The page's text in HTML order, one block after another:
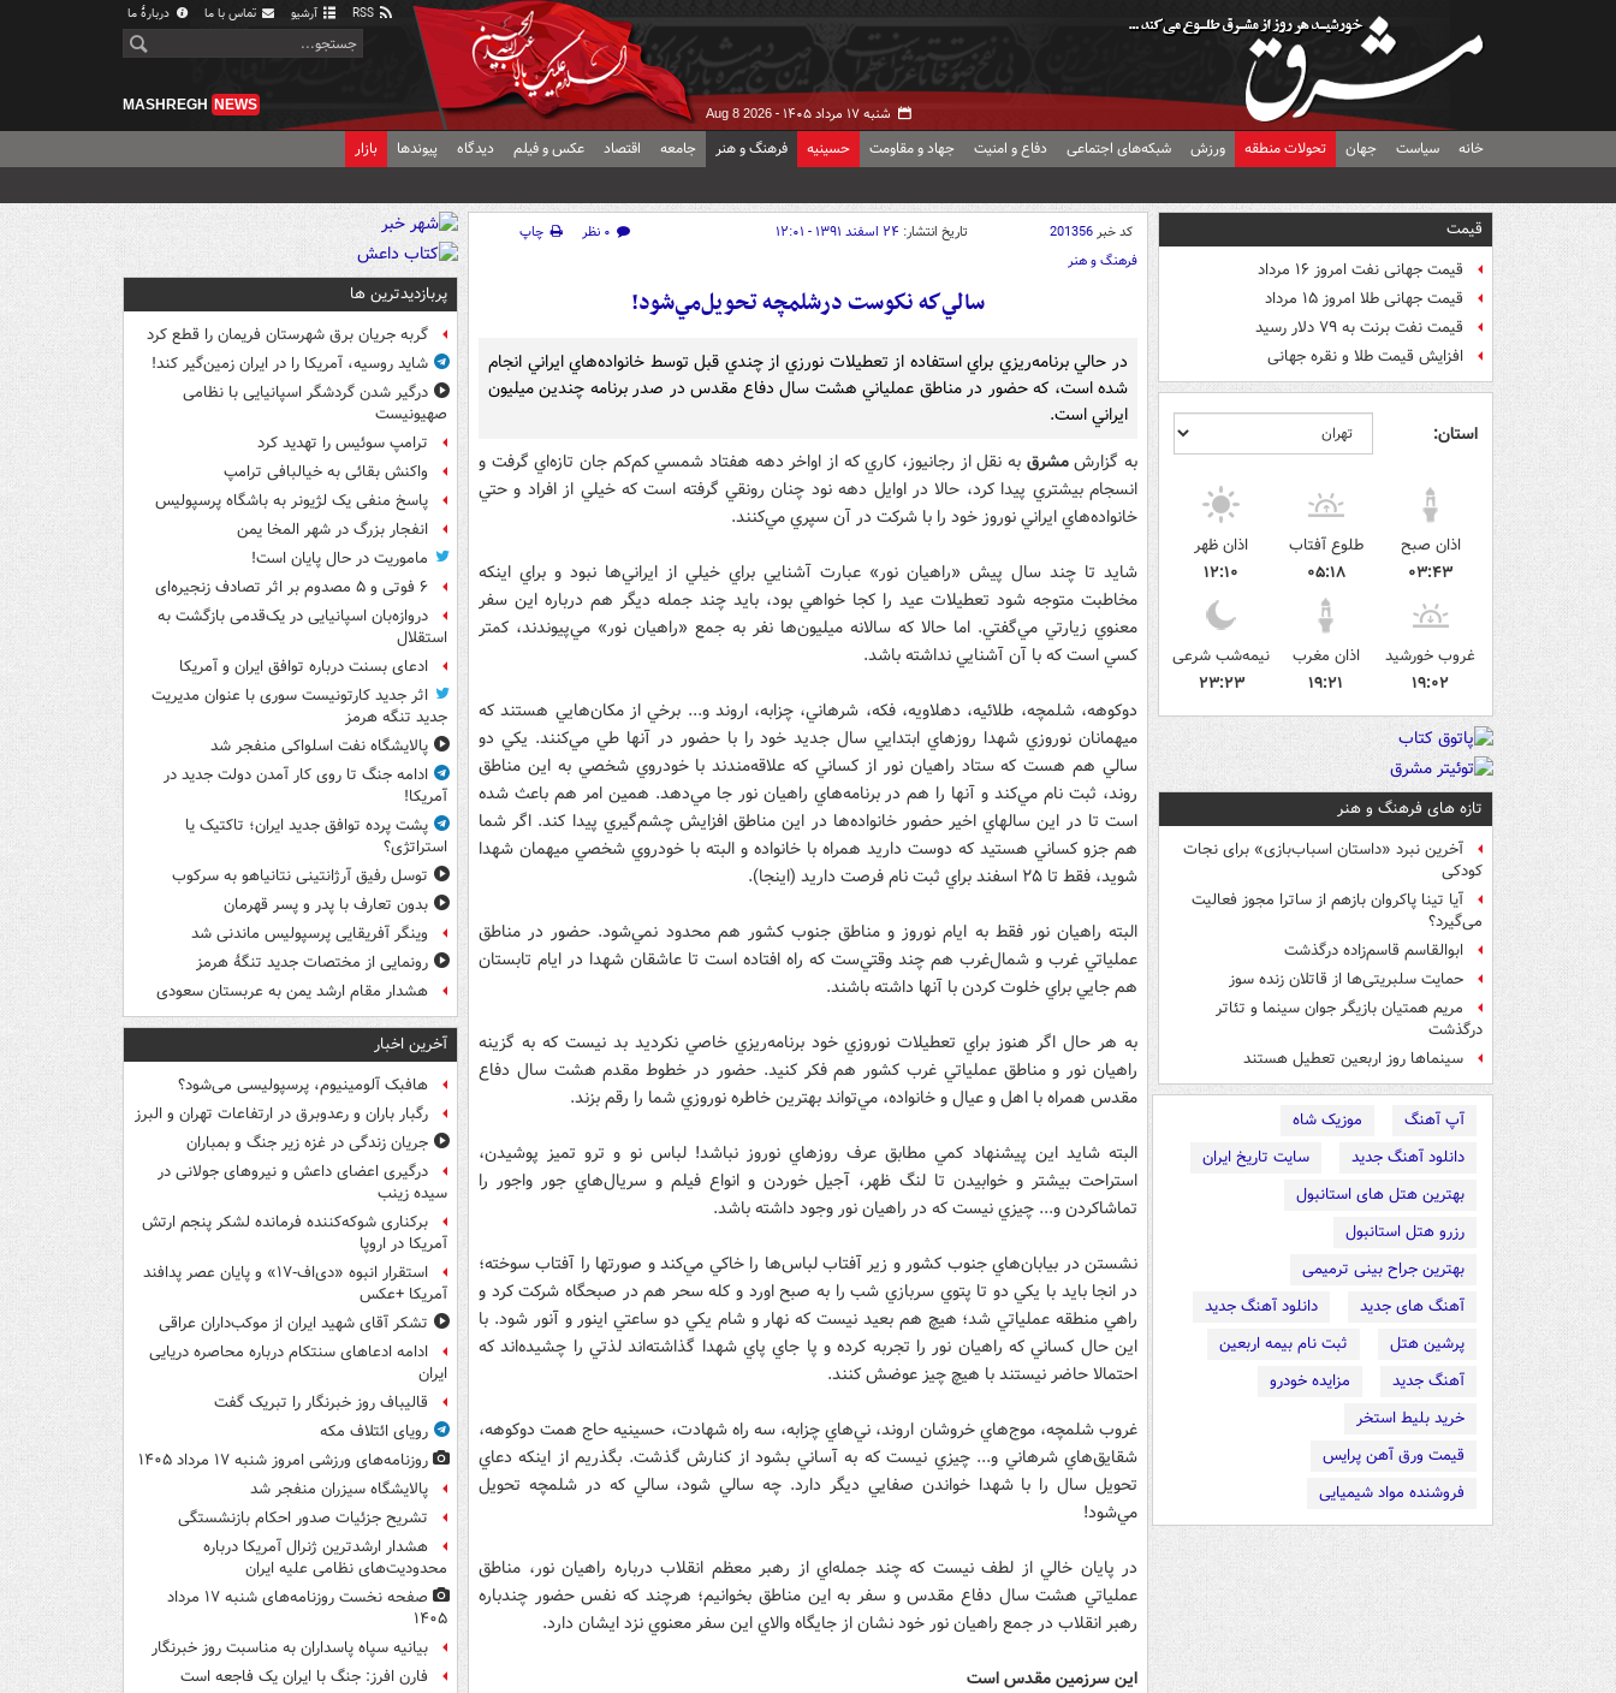
آرشیو تماس با ما دربارهٔ ما
شنبه ۱۷ مرداد ۱۴۰۵ - Aug 8 2026
MASHREGH NEWS
خانه سیاست جهان تحولات منطقه ورزش شبکه‌های اجتماعی دفاع و امنیت جهاد و مقاومت حسینیه فرهنگ و هنر جامعه اقتصاد عکس و فیلم دیدگاه پیوندها بازار
قیمت
قیمت جهانی نفت امروز ۱۶ مرداد
قیمت جهانی طلا امروز ۱۵ مرداد
قیمت نفت برنت به ۷۹ دلار رسید
افزایش قیمت طلا و نقره جهانی
استان:
اذان صبح
۰۳:۴۳
طلوع آفتاب
۰۵:۱۸
اذان ظهر
۱۲:۱۰
غروب خورشید
۱۹:۰۲
اذان مغرب
۱۹:۲۱
نیمه‌شب شرعی
۲۳:۲۳
تازه های فرهنگ و هنر
آخرین نبرد «داستان اسباب‌بازی» برای نجات
کودکی
آیا تینا پاکروان بازهم از ساترا مجوز فعالیت
می‌گیرد؟
ابوالقاسم قاسم‌زاده درگذشت
حمایت سلبریتی‌ها از قاتلان زنده سوز
مریم همتیان بازیگر جوان سینما و تئاتر
درگذشت
سینماها روز اربعین تعطیل هستند
آپ آهنگ
موزیک شاه
دانلود آهنگ جدید
سایت تاریخ ایران
بهترین هتل های استانبول
رزرو هتل استانبول
بهترین جراح بینی ترمیمی
آهنگ های جدید
دانلود آهنگ جدید
پرشین هتل
ثبت نام بیمه اربعین
آهنگ جدید
مزایده خودرو
خرید بلیط استخر
قیمت ورق آهن پرایس
فروشنده مواد شیمیایی
کد خبر201356 تاریخ انتشار: ۲۴ اسفند ۱۳۹۱ - ۱۲:۰۱ ۰ نظر
چاپ
فرهنگ و هنر
سالي‌كه نكوست درشلمچه تحويل‌مي‌شود!
در حالي برنامه‌ريزي براي استفاده از تعطيلات نورزي از چندي قبل توسط خانواده‌هاي ايراني انجام
شده است، كه حضور در مناطق عملياني هشت سال دفاع مقدس در صدر برنامه چندين ميليون
ايراني است.
به گزارشمشرق به نقل از رجانيوز، كاري كه از اواخر دهه هفتاد شمسي كم‌كم جان تازه‌اي گرفت و
انسجام بيشتري پيدا كرد، حالا در اوايل دهه نود چنان رونقي گرفته است كه خيلي از افراد و حتي
خانواده‌هاي ايراني نوروز خود را با شركت در آن سپري مي‌كنند.
شايد تا چند سال پيش «راهيان نور» عبارت آشنايي براي خيلي از ايراني‌ها نبود و براي اينكه
مخاطبت متوجه شود تعطيلات عيد را كجا خواهي بود، بايد چند جمله ديگر هم درباره اين سفر
معنوي زيارتي مي‌گفتي. اما حالا كه سالانه ميليون‌ها نفر به جمع «راهيان نور» مي‌پيوندند، كمتر
كسي است كه با آن آشنايي نداشته باشد.
دوكوهه، شلمچه، طلائيه، دهلاويه، فكه، شرهاني، چزابه، اروند و... برخي از مكان‌هايي هستند كه
ميهمانان نوروزي شهدا روزهاي ابتدايي سال جديد خود را با حضور در آنها طي مي‌كنند. يكي دو
سالي هم هست كه ستاد راهيان نور از كساني كه علاقه‌مندند با خودروي شخصي به اين مناطق
روند، ثبت نام مي‌كند و آنها را هم در برنامه‌هاي راهيان نور جا مي‌دهد. همين امر هم باعث شده
است تا در اين سالهاي اخير حضور خانواده‌ها در اين مناطق افزايش چشم‌گيري پيدا كند. اگر شما
هم جزو كساني هستيد كه دوست داريد همراه با خانواده و البته با خودروي شخصي ميهمان شهدا
شويد، فقط تا ۲۵ اسفند براي ثبت نام فرصت داريد (اينجا).
البته راهيان نور فقط به ايام نوروز و مناطق جنوب كشور هم محدود نمي‌شود. حضور در مناطق
عملياتي غرب و شمال‌غرب هم چند وقتي‌ست كه راه افتاده است تا عاشقان شهدا در ايام تابستان
هم جايي براي خلوت كردن با آنها داشته باشند.
به هر حال اگر هنوز براي تعطيلات نوروزي خود برنامه‌ريزي خاصي نكرديد بد نيست كه به گزينه
راهيان نور و مناطق عملياتي غرب كشور هم فكر كنيد. حضور در خطوط مقدم هشت سال دفاع
مقدس همراه با اهل و عيال و خانواده، مي‌تواند بهترين خاطره نوروزي شما را رقم بزند.
البته شايد اين پيشنهاد كمي مطابق عرف روزهاي نوروز نباشد! لباس نو و ترو تميز پوشيدن،
استراحت بيشتر و خوابيدن تا لنگ ظهر، آجيل خوردن و انواع فيلم و سريال‌هاي جور واجور را
تماشاكردن و... چيزي نيست كه در راهيان نور وجود داشته باشد.
نشستن در بيابان‌هاي جنوب كشور و زير آفتاب لباس‌ها را خاكي مي‌كند و صورتها را آفتاب سوخته؛
در انجا بايد با يكي دو تا پتوي سربازي شب را به صبح اورد و كله سحر هم در صبحگاه شركت كرد و
راهي منطقه عملياتي شد؛ هيچ هم بعيد نيست كه نهار و شام يكي دو ساعتي اينور و آنور شود. با
اين حال كساني كه راهيان نور را تجربه كرده و پا جاي پاي شهدا گذاشته‌اند لذتي را چشيده‌اند كه
احتمالا حاضر نيستند با هيچ چيز عوضش كنند.
غروب شلمچه، موج‌هاي خروشان اروند، ني‌هاي چزابه، سه راه شهادت، حسينيه حاج همت دوكوهه،
شقايق‌هاي شرهاني و... چيزي نيست كه به آساني بشود از كنارش گذشت. بگذريم از اينكه دعاي
تحويل سال را با شهدا خواندن صفايي ديگر دارد. چه سالي شود، سالي كه در شلمچه تحويل
مي‌شود!
در پايان خالي از لطف نيست كه چند جمله‌اي از رهبر معظم انقلاب درباره راهيان نور، مناطق
عملياتي هشت سال دفاع مقدس و سفر به اين مناطق بخوانيم؛ هرچند كه نفس حضور چندباره
رهبر انقلاب در جمع راهيان نور خود نشان از جايگاه والاي اين سفر معنوي نزد ايشان دارد.
اين سرزمين مقدس است
پربازدیدترین ها
گربه جریان برق شهرستان فریمان را قطع کرد
شاید روسیه، آمریکا را در ایران زمین‌گیر کند!
درگیر شدن گردشگر اسپانیایی با نظامی
صهیونیست
ترامپ سوئیس را تهدید کرد
واکنش بقائی به خیالبافی ترامپ
پاسخ منفی یک لژیونر به باشگاه پرسپولیس
انفجار بزرگ در شهر المخا یمن
ماموریت در حال پایان است!
۶ فوتی و ۵ مصدوم بر اثر تصادف زنجیره‌ای
دروازه‌بان اسپانیایی در یک‌قدمی بازگشت به
استقلال
ادعای بسنت درباره توافق ایران و آمریکا
اثر جدید کارتونیست سوری با عنوان مدیریت
جدید تنگه هرمز
پالایشگاه نفت اسلواکی منفجر شد
ادامه جنگ تا روی کار آمدن دولت جدید در
آمریکا!
پشت پرده توافق جدید ایران؛ تاکتیک یا
استراتژی؟
توسل رفیق آرژانتینی نتانیاهو به سرکوب
بدون تعارف با پدر و پسر قهرمان
وینگر آفریقایی پرسپولیس ماندنی شد
رونمایی از مختصات جدید تنگۀ هرمز
هشدار مقام ارشد یمن به عربستان سعودی
آخرین اخبار
هافبک آلومینیوم، پرسپولیسی می‌شود؟
رگبار باران و رعدوبرق در ارتفاعات تهران و البرز
جریان زندگی در غزه زیر جنگ و بمباران
درگیری اعضای داعش و نیروهای جولانی در
سیده زینب
برکناری شوکه‌کننده فرمانده لشکر پنجم ارتش
آمریکا در اروپا
استقرار انبوه «دی‌اف‑۱۷» و پایان عصر پدافند
آمریکا +عکس
تشکر آقای شهید ایران از موکب‌داران عراقی
ادامه ادعاهای سنتکام درباره محاصره دریایی
ایران
قالیباف روز خبرنگار را تبریک گفت
رویای ائتلاف مکه
روزنامه‌های ورزشی امروز ‌شنبه ۱۷ مرداد ۱۴۰۵
پالایشگاه سیزران منفجر شد
تشریح جزئیات صدور احکام بازنشستگی
هشدار ارشدترین ژنرال آمریکا درباره
محدودیت‌های نظامی علیه ایران
صفحه نخست روزنامه‌های شنبه ۱۷ مرداد
۱۴۰۵
بیانیه سپاه پاسداران به مناسبت روز خبرنگار
فارن افرز: جنگ با ایران یک فاجعه است